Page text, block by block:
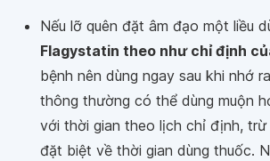
Nếu lỡ quên đặt âm đạo một liều
Flagystatin theo như chỉ định
bệnh nên dùng ngay sau khi nhớ
thông thường có thể dùng muộn
với thời gian theo lịch chỉ định,
đặt biệt về thời gian dùng thuốc.